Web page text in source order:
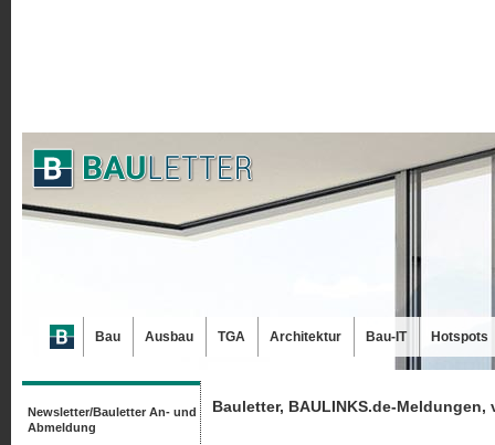
Bauletter, BAULINKS.de-Meldungen,
Newsletter/Bauletter An- und
Abmeldung
Bau Ausbau TGA Architektur Bau-IT Hotspots